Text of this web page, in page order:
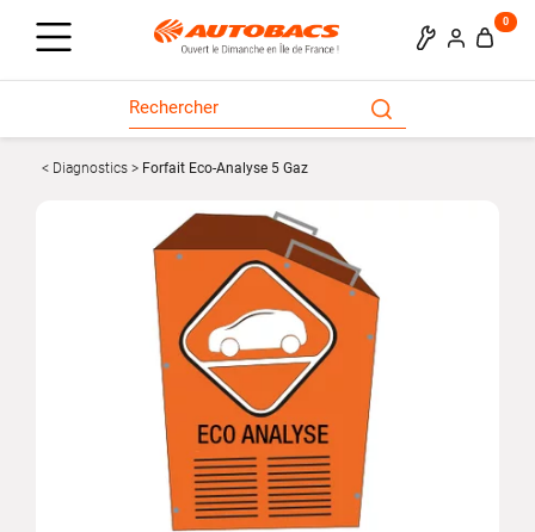
0
Diagnostics Forfait Eco-Analyse 5 Gaz